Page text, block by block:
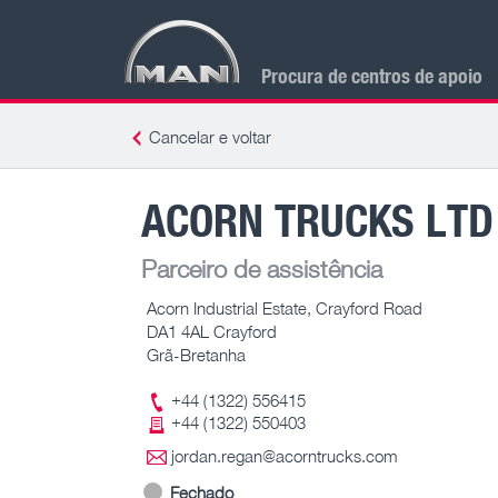
Procura de centros de apoio
Cancelar e voltar
ACORN TRUCKS LTD
Parceiro de assistência
Acorn Industrial Estate, Crayford Road
DA1 4AL Crayford
Grã-Bretanha
+44 (1322) 556415
+44 (1322) 550403
jordan.regan@acorntrucks.com
Fechado